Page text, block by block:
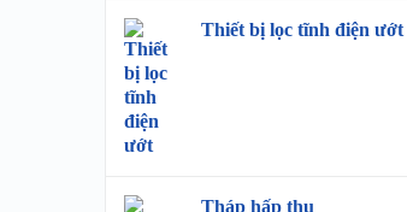
Thiết bị lọc tĩnh điện ướt
Tháp hấp thụ